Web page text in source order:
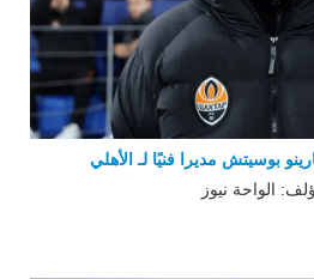
بوسيتش مديرا فنيًا لـ الأهلي
الواحة نيوز